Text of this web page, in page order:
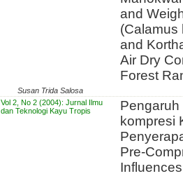
and
(Calamus
and
Air Dry
Forest
Susan Trida Salosa
Vol 2, No 2 (2004): Jurnal Ilmu
dan Teknologi Kayu Tropis
Pengaruh
kompresi
Pre-